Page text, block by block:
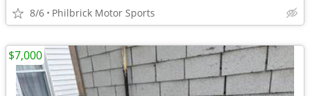
8/6 Philbrick Motor Sports
$7,000